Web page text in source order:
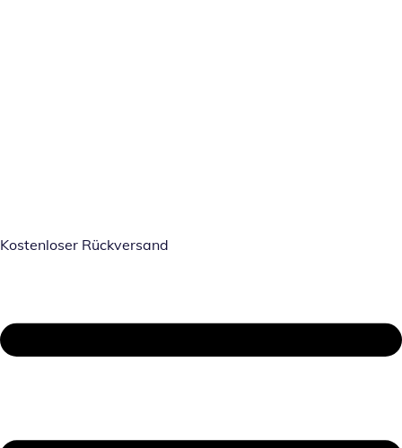
Kostenloser Rückversand